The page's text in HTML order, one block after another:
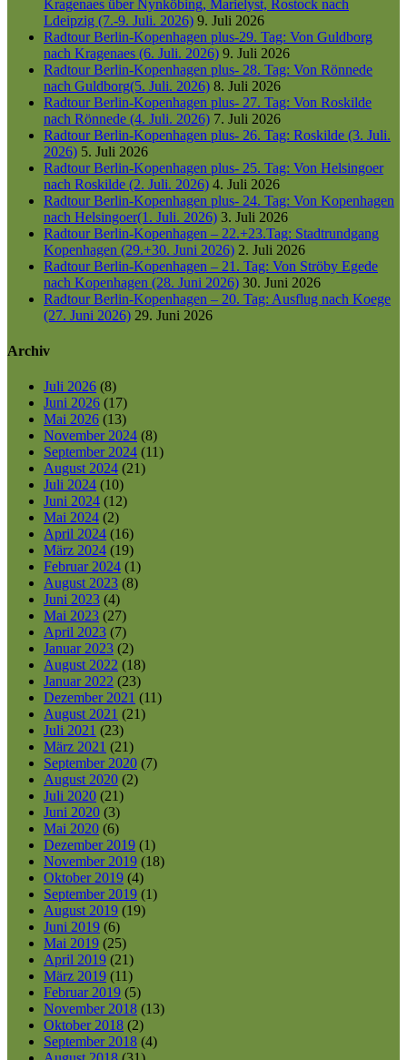
Kragenaes über Nynköbing, Marielyst, Rostock nach
Ldeipzig (7.-9. Juli. 2026) 9. Juli 2026
Radtour Berlin-Kopenhagen plus-29. Tag: Von Guldborg
nach Kragenaes (6. Juli. 2026) 9. Juli 2026
Radtour Berlin-Kopenhagen plus- 28. Tag: Von Rönnede
nach Guldborg(5. Juli. 2026) 8. Juli 2026
Radtour Berlin-Kopenhagen plus- 27. Tag: Von Roskilde
nach Rönnede (4. Juli. 2026) 7. Juli 2026
Radtour Berlin-Kopenhagen plus- 26. Tag: Roskilde (3. Juli.
2026) 5. Juli 2026
Radtour Berlin-Kopenhagen plus- 25. Tag: Von Helsingoer
nach Roskilde (2. Juli. 2026) 4. Juli 2026
Radtour Berlin-Kopenhagen plus- 24. Tag: Von Kopenhagen
nach Helsingoer(1. Juli. 2026) 3. Juli 2026
Radtour Berlin-Kopenhagen – 22.+23.Tag: Stadtrundgang
Kopenhagen (29.+30. Juni 2026) 2. Juli 2026
Radtour Berlin-Kopenhagen – 21. Tag: Von Ströby Egede
nach Kopenhagen (28. Juni 2026) 30. Juni 2026
Radtour Berlin-Kopenhagen – 20. Tag: Ausflug nach Koege
(27. Juni 2026) 29. Juni 2026
Archiv
Juli 2026 (8)
Juni 2026 (17)
Mai 2026 (13)
November 2024 (8)
September 2024 (11)
August 2024 (21)
Juli 2024 (10)
Juni 2024 (12)
Mai 2024 (2)
April 2024 (16)
März 2024 (19)
Februar 2024 (1)
August 2023 (8)
Juni 2023 (4)
Mai 2023 (27)
April 2023 (7)
Januar 2023 (2)
August 2022 (18)
Januar 2022 (23)
Dezember 2021 (11)
August 2021 (21)
Juli 2021 (23)
März 2021 (21)
September 2020 (7)
August 2020 (2)
Juli 2020 (21)
Juni 2020 (3)
Mai 2020 (6)
Dezember 2019 (1)
November 2019 (18)
Oktober 2019 (4)
September 2019 (1)
August 2019 (19)
Juni 2019 (6)
Mai 2019 (25)
April 2019 (21)
März 2019 (11)
Februar 2019 (5)
November 2018 (13)
Oktober 2018 (2)
September 2018 (4)